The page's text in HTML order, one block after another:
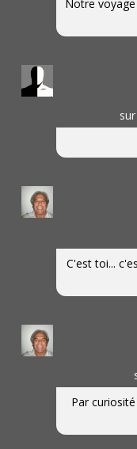
Notre
sur
C'est toi...
Par